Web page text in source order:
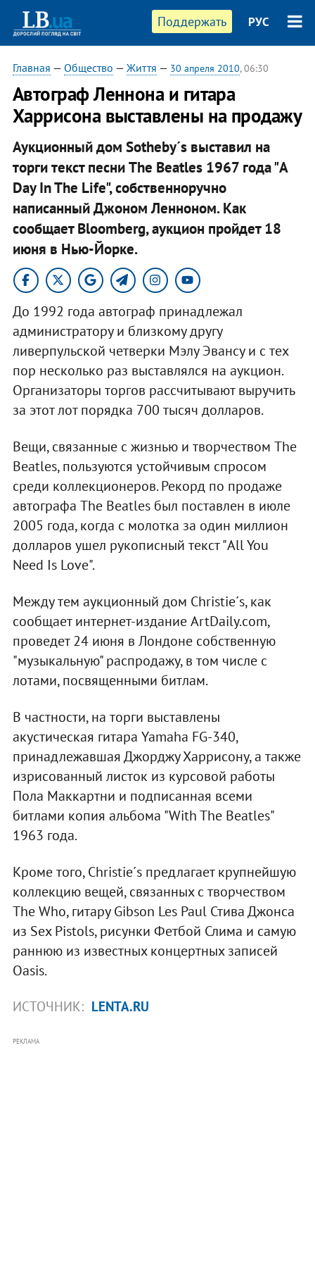
Поддержать РУС
Главная — Общество — Життя — 30 апреля 2010, 06:30
Автограф Леннона и гитара
Харрисона выставлены на продажу
Аукционный дом Sotheby´s выставил на
торги текст песни The Beatles 1967 года "A
Day In The Life", собственноручно
написанный Джоном Ленноном. Как
сообщает Bloomberg, аукцион пройдет 18
июня в Нью-Йорке.
До 1992 года автограф принадлежал
администратору и близкому другу
ливерпульской четверки Мэлу Эвансу и с тех
пор несколько раз выставлялся на аукцион.
Организаторы торгов рассчитывают выручить
за этот лот порядка 700 тысяч долларов.
Вещи, связанные с жизнью и творчеством The
Beatles, пользуются устойчивым спросом
среди коллекционеров. Рекорд по продаже
автографа The Beatles был поставлен в июле
2005 года, когда с молотка за один миллион
долларов ушел рукописный текст "All You
Need Is Love".
Между тем аукционный дом Christie´s, как
сообщает интернет-издание ArtDaily.com,
проведет 24 июня в Лондоне собственную
"музыкальную" распродажу, в том числе с
лотами, посвященными битлам.
В частности, на торги выставлены
акустическая гитара Yamaha FG-340,
принадлежавшая Джорджу Харрисону, а также
изрисованный листок из курсовой работы
Пола Маккартни и подписанная всеми
битлами копия альбома "With The Beatles"
1963 года.
Кроме того, Christie´s предлагает крупнейшую
коллекцию вещей, связанных с творчеством
The Who, гитару Gibson Les Paul Стива Джонса
из Sex Pistols, рисунки Фетбой Слима и самую
раннюю из известных концертных записей
Oasis.
ИСТОЧНИК: LENTA.RU
РЕКЛАМА